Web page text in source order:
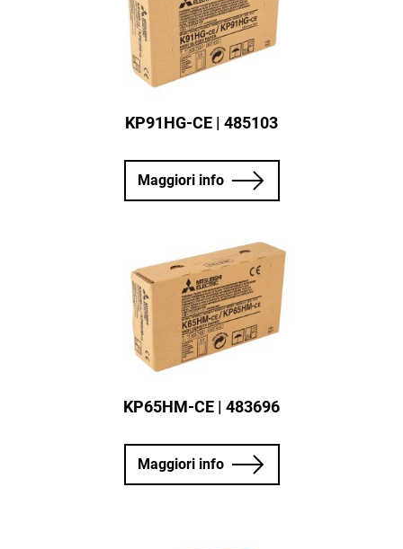
KP91HG-CE | 485103
Maggiori info
KP65HM-CE | 483696
Maggiori info